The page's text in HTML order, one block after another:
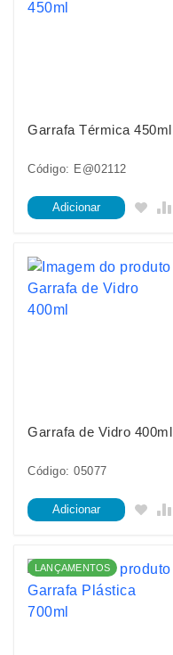
Garrafa Térmica 450ml
Código: E@02112
Adicionar
Garrafa de Vidro 400ml
Código: 05077
Adicionar
LANÇAMENTOS